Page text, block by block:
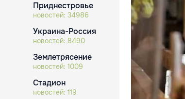
Приднестровье
новостей: 34986
Украина-Россия
новостей: 8490
Землетрясение
новостей: 1009
Стадион
новостей: 119